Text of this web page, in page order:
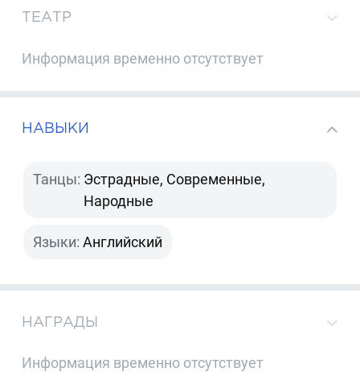
ТЕАТР
Информация временно отсутствует
НАВЫКИ
Танцы: Эстрадные, Современные,
Народные
Языки: Английский
НАГРАДЫ
Информация временно отсутствует